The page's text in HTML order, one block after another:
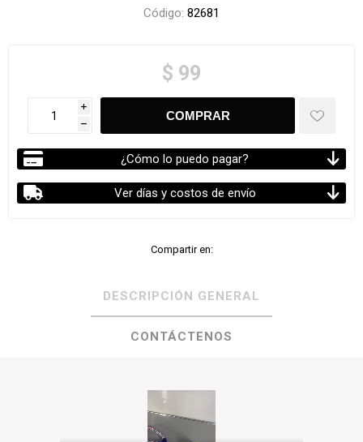
Código: 82681
$ 99
i
h
¿Cómo lo puedo pagar?
Ver días y costos de envío
Compartir en:
DESCRIPCIÓN GENERAL
CONTÁCTENOS